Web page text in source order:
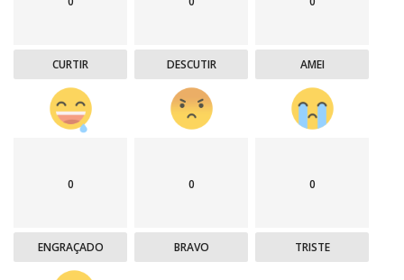
CURTIR DESCUTIR AMEI
0
ENGRAÇADO
0
BRAVO
0
TRISTE